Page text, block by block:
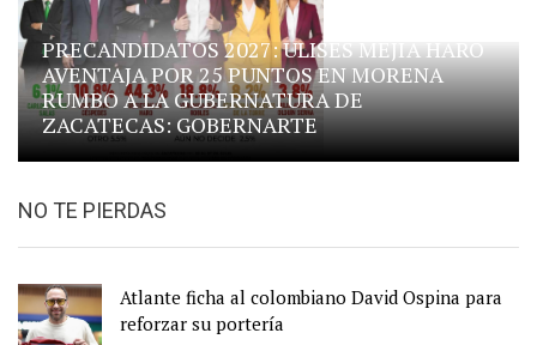
PRECANDIDATOS 2027: ULISES MEJÍA HARO
AVENTAJA POR 25 PUNTOS EN MORENA
RUMBO A LA GUBERNATURA DE
ZACATECAS: GOBERNARTE
NO TE PIERDAS
Atlante ficha al colombiano David Ospina para
reforzar su portería